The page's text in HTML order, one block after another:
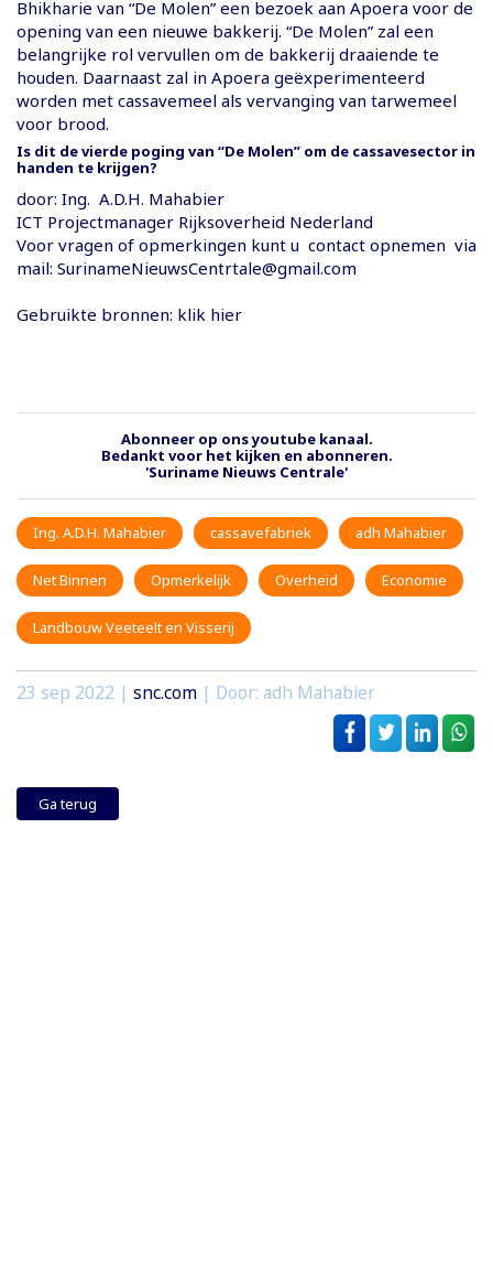
Bhikharie van “De Molen” een bezoek aan Apoera voor de
opening van een nieuwe bakkerij. “De Molen” zal een
belangrijke rol vervullen om de bakkerij draaiende te
houden. Daarnaast zal in Apoera geëxperimenteerd
worden met cassavemeel als vervanging van tarwemeel
voor brood.
Is dit de vierde poging van “De Molen” om de cassavesector in
handen te krijgen?
door: Ing. A.D.H. Mahabier
ICT Projectmanager Rijksoverheid Nederland
Voor vragen of opmerkingen kunt u contact opnemen via
mail: SurinameNieuwsCentrtale@gmail.com
Gebruikte bronnen: klik hier
Abonneer op ons youtube kanaal.
Bedankt voor het kijken en abonneren.
'Suriname Nieuws Centrale'
Ing. A.D.H. Mahabier cassavefabriek adh Mahabier
Net Binnen Opmerkelijk Overheid Economie
Landbouw Veeteelt en Visserij
23 sep 2022 | snc.com | Door: adh Mahabier
Ga terug